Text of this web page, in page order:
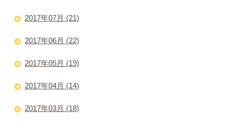
2017年07月 (21)
2017年06月 (22)
2017年05月 (19)
2017年04月 (14)
2017年03月 (18)